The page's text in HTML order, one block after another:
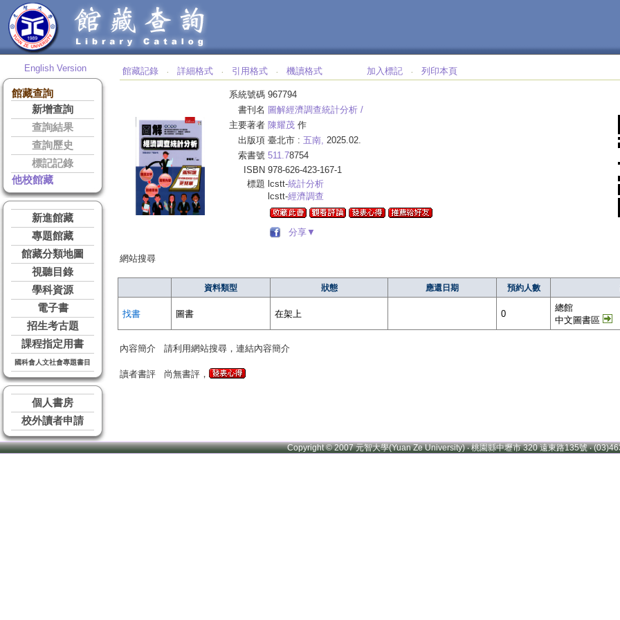
English Version
館藏查詢
新增查詢
查詢結果
查詢歷史
標記記錄
他校館藏
新進館藏
專題館藏
館藏分類地圖
視聽目錄
學科資源
電子書
招生考古題
課程指定用書
國科會人文社會專題書目
個人書房
校外讀者申請
館藏記錄 ‧ 詳細格式 ‧ 引用格式 ‧ 機讀格式 加入標記 ‧ 列印本頁
系統號碼 967794
書刊名 圖解經濟調查統計分析 /
主要著者 陳耀茂 作
出版項 臺北市 : 五南, 2025.02.
索書號 511.78754
ISBN 978-626-423-167-1
標題 lcstt-統計分析
lcstt-經濟調查
分享▼
網站搜尋
資料類型 狀態 應還日期 預約人數
找書 圖書 在架上 0
總館
中文圖書區
內容簡介 請利用網站搜尋，連結內容簡介
讀者書評 尚無書評，
Copyright © 2007 元智大學(Yuan Ze University) ‧ 桃園縣中壢市 320 遠東路135號 ‧